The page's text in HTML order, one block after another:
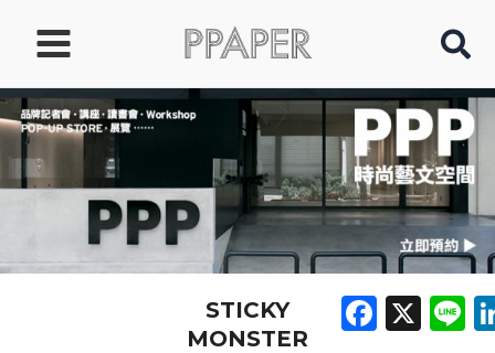
要
內
STICKY
MONSTER
X